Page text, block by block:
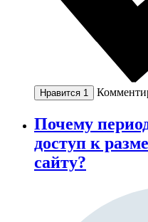
Нравится 1
Почему
доступ к
сайту?